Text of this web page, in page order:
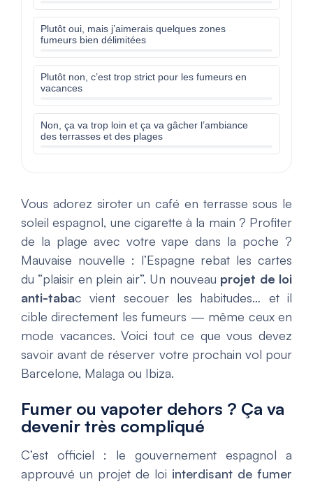
Plutôt oui, mais j’aimerais quelques zones
fumeurs bien délimitées
Plutôt non, c’est trop strict pour les fumeurs en
vacances
Non, ça va trop loin et ça va gâcher l’ambiance
des terrasses et des plages
Vous adorez siroter un café en terrasse sous le
soleil espagnol, une cigarette à la main ? Profiter
de la plage avec votre vape dans la poche ?
Mauvaise nouvelle : l’Espagne rebat les cartes
du “plaisir en plein air”. Un nouveau projet de loi
anti-tabac vient secouer les habitudes… et il
cible directement les fumeurs — même ceux en
mode vacances. Voici tout ce que vous devez
savoir avant de réserver votre prochain vol pour
Barcelone, Malaga ou Ibiza.
Fumer ou vapoter dehors ? Ça va
devenir très compliqué
C’est officiel : le gouvernement espagnol a
approuvé un projet de loi interdisant de fumer